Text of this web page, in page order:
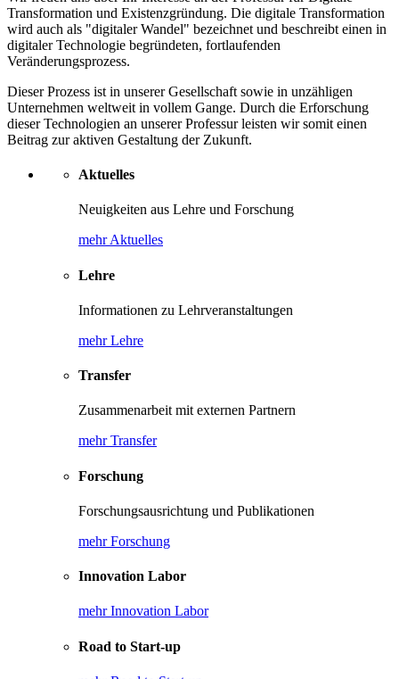
Transformation und Existenzgründung. Die digitale Transformation
wird auch als "digitaler Wandel" bezeichnet und beschreibt einen in
digitaler Technologie begründeten, fortlaufenden
Veränderungsprozess.
Dieser Prozess ist in unserer Gesellschaft sowie in unzähligen
Unternehmen weltweit in vollem Gange. Durch die Erforschung
dieser Technologien an unserer Professur leisten wir somit einen
Beitrag zur aktiven Gestaltung der Zukunft.
Aktuelles
Neuigkeiten aus Lehre und Forschung
mehr Aktuelles
Lehre
Informationen zu Lehrveranstaltungen
mehr Lehre
Transfer
Zusammenarbeit mit externen Partnern
mehr Transfer
Forschung
Forschungsausrichtung und Publikationen
mehr Forschung
Innovation Labor
mehr Innovation Labor
Road to Start-up